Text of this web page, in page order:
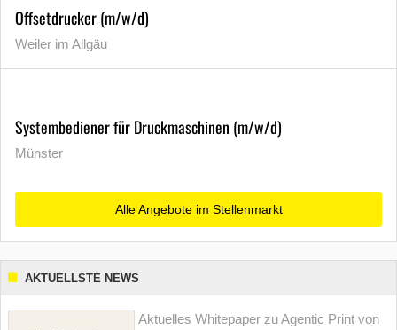
Offsetdrucker (m/w/d)
Weiler im Allgäu
Systembediener für Druckmaschinen (m/w/d)
Münster
Alle Angebote im Stellenmarkt
AKTUELLSTE NEWS
Aktuelles Whitepaper zu Agentic Print von